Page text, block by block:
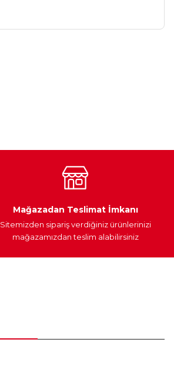
Yedek Parça
Mağazadan Teslimat İmkanı
Sitemizden sipariş verdiğiniz ürünlerinizi
mağazamızdan teslim alabilirsiniz